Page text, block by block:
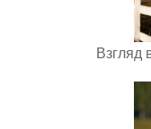
Взгляд